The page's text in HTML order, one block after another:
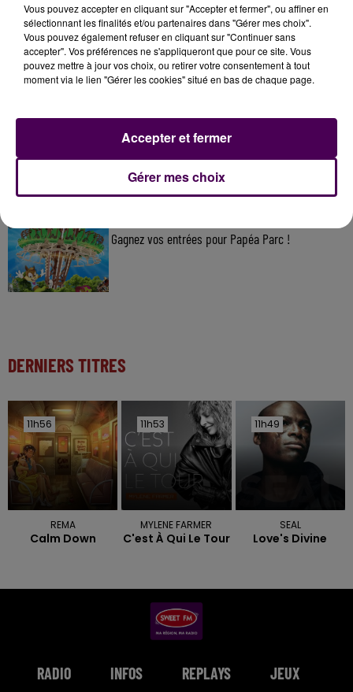
À LA UNE
7 août 2026
Gagnez vos pass pour le V and B Fest' 2026 !
11 juillet 2026
Inscrivez-vous au casting The Voice & The Voice
Kids !
Gagnez vos entrées pour Papéa Parc !
DERNIERS TITRES
11h56
11h56
REMA
Calm Down
11h53
11h53
MYLENE FARMER
C'est À Qui Le Tour
11h49
11h49
SEAL
Love's Divine
RADIO INFOS REPLAYS JEUX
Vous pouvez accepter en cliquant sur "Accepter et fermer", ou affiner en
sélectionnant les finalités et/ou partenaires dans "Gérer mes choix".
Vous pouvez également refuser en cliquant sur "Continuer sans
accepter". Vos préférences ne s'appliqueront que pour ce site. Vous
pouvez mettre à jour vos choix, ou retirer votre consentement à tout
moment via le lien "Gérer les cookies" situé en bas de chaque page.
Gérer mes choix
Accepter et fermer